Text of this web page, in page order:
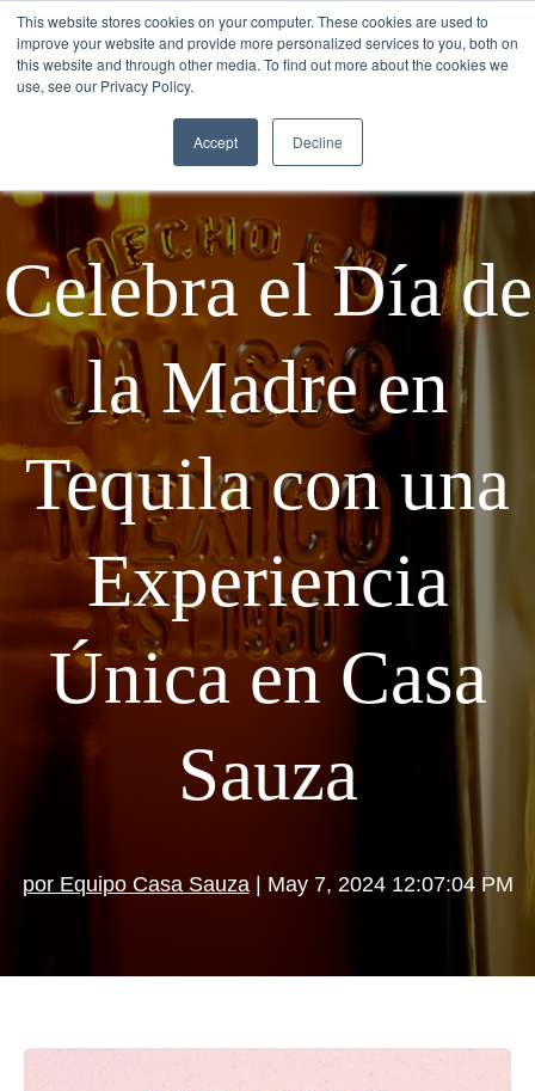
This website stores cookies on your computer. These cookies are used to
improve your website and provide more personalized services to you, both on
this website and through other media. To find out more about the cookies we
use, see our Privacy Policy.
Accept Decline
Celebra el Día de
la Madre en
Tequila con una
Experiencia
Única en Casa
Sauza
por Equipo Casa Sauza| May 7, 2024 12:07:04 PM